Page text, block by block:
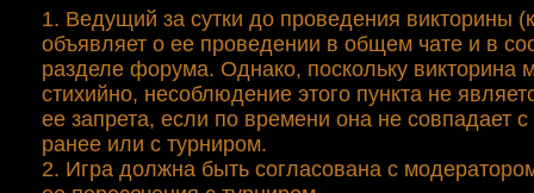
1. Ведущий за сутки до проведения викторины
объявляет о ее проведении в общем чате и в
разделе форума. Однако, поскольку викторина
стихийно, несоблюдение этого пункта не
ее запрета, если по времени она не совпадает
ранее или с турниром.
2. Игра должна быть согласована с